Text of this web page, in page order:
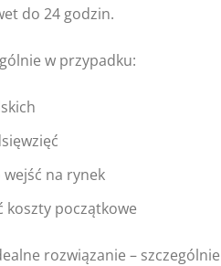
do 24 godzin.
w przypadku:
na rynek
koszty początkowe
rozwiązanie –